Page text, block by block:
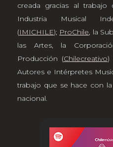
creada gracias al trabajo
Industria Musical
(IMICHILE); ProChile , la
las Artes, la
Producción (Chilecreativo)
Autores e Intérpretes
trabajo que se hace con
nacional.